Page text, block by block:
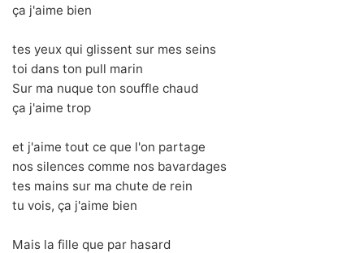
ça j'aime bien
tes yeux qui glissent sur mes seins
toi dans ton pull marin
Sur ma nuque ton souffle chaud
ça j'aime trop
et j'aime tout ce que l'on partage
nos silences comme nos bavardages
tes mains sur ma chute de rein
tu vois, ça j'aime bien
Mais la fille que par hasard